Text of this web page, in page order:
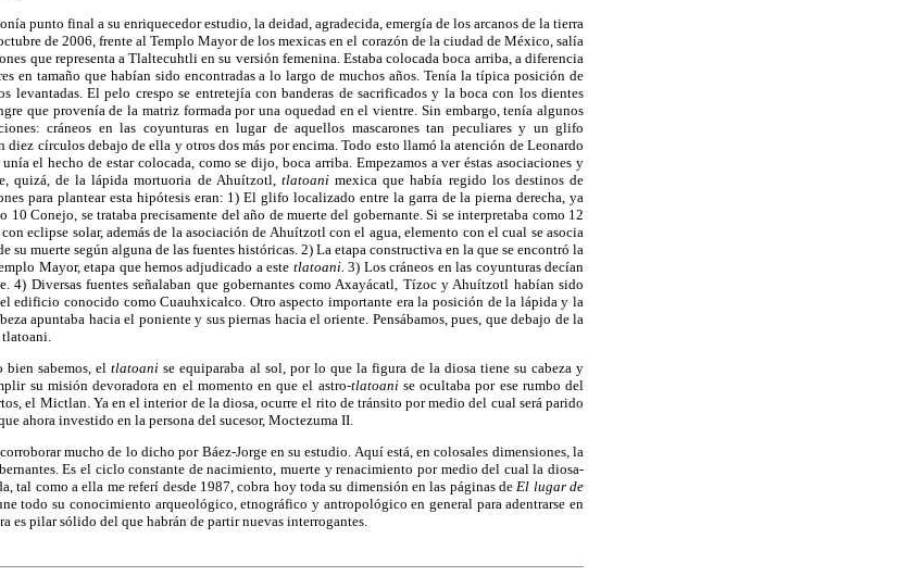
punto final a su enriquecedor estudio, la deidad, agradecida, emergía de los arcanos de la tierra
de 2006, frente al Templo Mayor de los mexicas en el corazón de la ciudad de México, salía
que representa a Tlaltecuhtli en su versión femenina. Estaba colocada boca arriba, a diferencia
en tamaño que habían sido encontradas a lo largo de muchos años. Tenía la típica posición de
levantadas. El pelo crespo se entretejía con banderas de sacrificados y la boca con los dientes
que provenía de la matriz formada por una oquedad en el vientre. Sin embargo, tenía algunos
cráneos en las coyunturas en lugar de aquellos mascarones tan peculiares y un glifo
diez círculos debajo de ella y otros dos más por encima. Todo esto llamó la atención de Leonardo
el hecho de estar colocada, como se dijo, boca arriba. Empezamos a ver éstas asociaciones y
quizá, de la lápida mortuoria de Ahuítzotl, tlatoanimexica que había regido los destinos de
para plantear esta hipótesis eran: 1) El glifo localizado entre la garra de la pierna derecha, ya
10 Conejo, se trataba precisamente del año de muerte del gobernante. Si se interpretaba como 12
eclipse solar, además de la asociación de Ahuítzotl con el agua, elemento con el cual se asocia
su muerte según alguna de las fuentes históricas. 2) La etapa constructiva en la que se encontró la
Mayor, etapa que hemos adjudicado a este tlatoani. 3) Los cráneos en las coyunturas decían
4) Diversas fuentes señalaban que gobernantes como Axayácatl, Tízoc y Ahuítzotl habían sido
edificio conocido como Cuauhxicalco. Otro aspecto importante era la posición de la lápida y la
apuntaba hacia el poniente y sus piernas hacia el oriente. Pensábamos, pues, que debajo de la
bien sabemos, eltlatoani se equiparaba al sol, por lo que la figura de la diosa tiene su cabeza y
su misión devoradora en el momento en que el astro-tlatoanise ocultaba por ese rumbo del
el Mictlan. Ya en el interior de la diosa, ocurre el rito de tránsito por medio del cual será parido
ahora investido en la persona del sucesor, Moctezuma II.
mucho de lo dicho por Báez-Jorge en su estudio. Aquí está, en colosales dimensiones, la
Es el ciclo constante de nacimiento, muerte y renacimiento por medio del cual la diosa-
tal como a ella me referí desde 1987, cobra hoy toda su dimensión en las páginas de El lugar de
todo su conocimiento arqueológico, etnográfico y antropológico en general para adentrarse en
es pilar sólido del que habrán de partir nuevas interrogantes.